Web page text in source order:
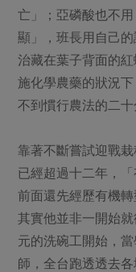
亡」；亞磷酸也不
顯」，班長用自己
治藏在葉子背面的
施化學農藥的狀況
不到慣行農法的二十
靠著不斷嘗試迎戰
已經超過十二年，
前面還先經歷有機
其實他並非一開始
元的洗碗工開始，
師，全台跑透透去